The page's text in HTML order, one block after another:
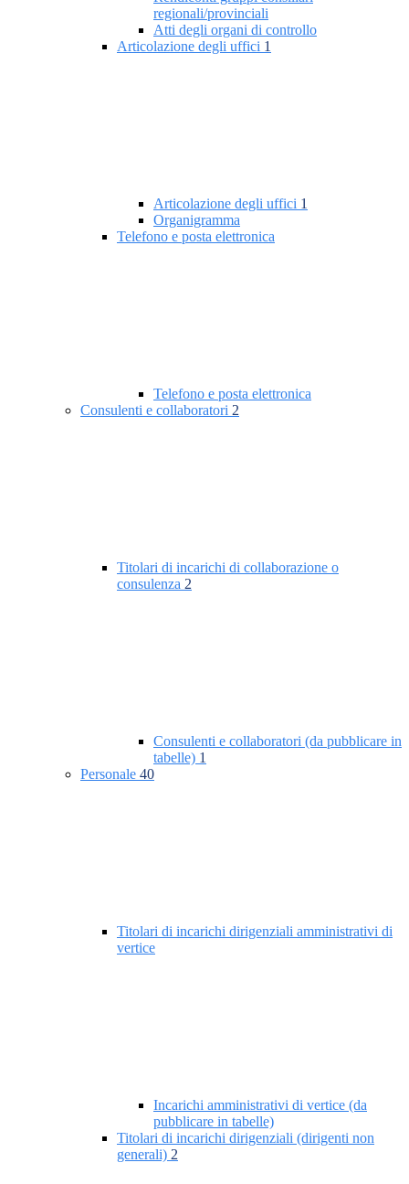
regionali/provinciali
Atti degli organi di controllo
Articolazione degli uffici 1
Articolazione degli uffici 1
Organigramma
Telefono e posta elettronica
Telefono e posta elettronica
Consulenti e collaboratori 2
Titolari di incarichi di collaborazione o
consulenza 2
Consulenti e collaboratori (da pubblicare in
tabelle) 1
Personale 40
Titolari di incarichi dirigenziali amministrativi di
vertice
Incarichi amministrativi di vertice (da
pubblicare in tabelle)
Titolari di incarichi dirigenziali (dirigenti non
generali) 2